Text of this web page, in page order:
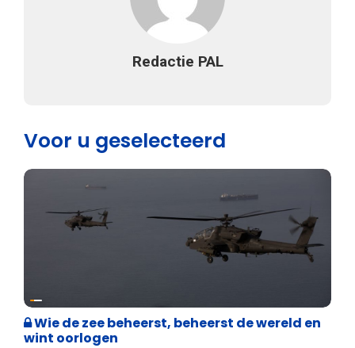
Redactie PAL
Voor u geselecteerd
Wie de zee beheerst, beheerst de wereld en
wint oorlogen